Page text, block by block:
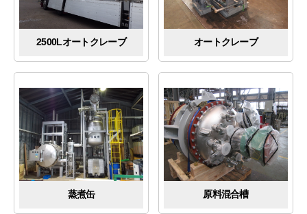
2500Lオートクレーブ オートクレーブ
蒸煮缶 原料混合槽